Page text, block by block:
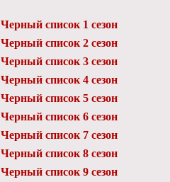
Черный список 1 сезон
Черный список 2 сезон
Черный список 3 сезон
Черный список 4 сезон
Черный список 5 сезон
Черный список 6 сезон
Черный список 7 сезон
Черный список 8 сезон
Черный список 9 сезон